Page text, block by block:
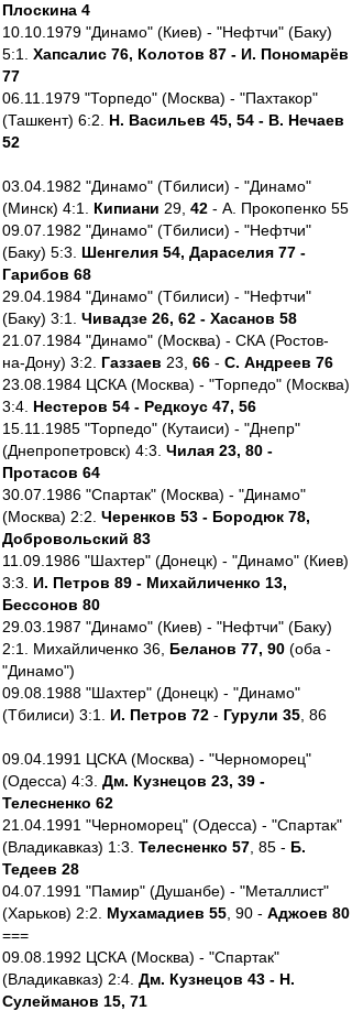
Плоскина 4
10.10.1979 "Динамо" (Киев) - "Нефтчи" (Баку)
5:1. Хапсалис 76, Колотов 87 - И. Пономарёв
77
06.11.1979 "Торпедо" (Москва) - "Пахтакор"
(Ташкент) 6:2. Н. Васильев 45, 54 - В. Нечаев
52
03.04.1982 "Динамо" (Тбилиси) - "Динамо"
(Минск) 4:1. Кипиани 29, 42 - А. Прокопенко 55
09.07.1982 "Динамо" (Тбилиси) - "Нефтчи"
(Баку) 5:3. Шенгелия 54, Дараселия 77 -
Гарибов 68
29.04.1984 "Динамо" (Тбилиси) - "Нефтчи"
(Баку) 3:1. Чивадзе 26, 62 - Хасанов 58
21.07.1984 "Динамо" (Москва) - СКА (Ростов-
на-Дону) 3:2. Газзаев 23, 66 - С. Андреев 76
23.08.1984 ЦСКА (Москва) - "Торпедо" (Москва)
3:4. Нестеров 54 - Редкоус 47, 56
15.11.1985 "Торпедо" (Кутаиси) - "Днепр"
(Днепропетровск) 4:3. Чилая 23, 80 -
Протасов 64
30.07.1986 "Спартак" (Москва) - "Динамо"
(Москва) 2:2. Черенков 53 - Бородюк 78,
Добровольский 83
11.09.1986 "Шахтер" (Донецк) - "Динамо" (Киев)
3:3. И. Петров 89 - Михайличенко 13,
Бессонов 80
29.03.1987 "Динамо" (Киев) - "Нефтчи" (Баку)
2:1. Михайличенко 36, Беланов 77, 90 (оба -
"Динамо")
09.08.1988 "Шахтер" (Донецк) - "Динамо"
(Тбилиси) 3:1. И. Петров 72 - Гурули 35 , 86
09.04.1991 ЦСКА (Москва) - "Черноморец"
(Одесса) 4:3. Дм. Кузнецов 23, 39 -
Телесненко 62
21.04.1991 "Черноморец" (Одесса) - "Спартак"
(Владикавказ) 1:3. Телесненко 57 , 85 - Б.
Тедеев 28
04.07.1991 "Памир" (Душанбе) - "Металлист"
(Харьков) 2:2. Мухамадиев 55 , 90 - Аджоев 80
===
09.08.1992 ЦСКА (Москва) - "Спартак"
(Владикавказ) 2:4. Дм. Кузнецов 43 - Н.
Сулейманов 15, 71